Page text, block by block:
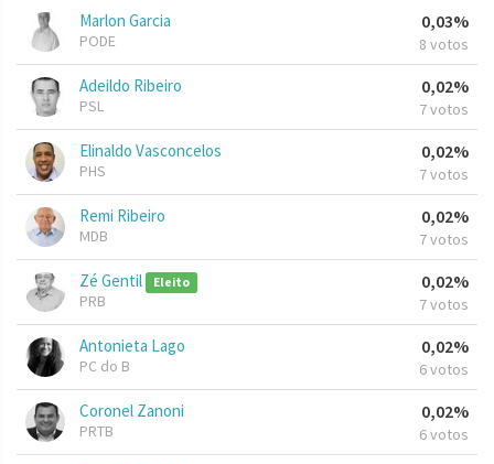
Marlon Garcia
PODE
0,03%
8 votos
Adeildo Ribeiro
PSL
0,02%
7 votos
Elinaldo Vasconcelos
PHS
0,02%
7 votos
Remi Ribeiro
MDB
0,02%
7 votos
Zé Gentil Eleito
PRB
0,02%
7 votos
Antonieta Lago
PC do B
0,02%
6 votos
Coronel Zanoni
PRTB
0,02%
6 votos